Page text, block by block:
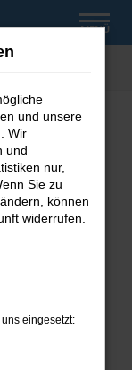
MENÜ
können:
deine
und unsere
Wir
und
nur,
Sie zu
können
widerrufen.
eingesetzt: